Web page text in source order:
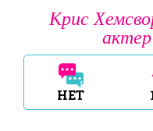
Крис
НЕТ